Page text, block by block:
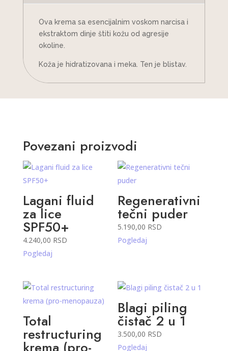
Ova krema sa esencijalnim voskom narcisa i
ekstraktom dinje štiti kožu od agresije
okoline.
Koža je hidratizovana i meka. Ten je blistav.
Povezani proizvodi
Lagani fluid
za lice
SPF50+
4.240,00 RSD
Pogledaj
Regenerativni
tečni puder
5.190,00 RSD
Pogledaj
Total
restructuring
Blagi piling
čistač 2 u 1
3.500,00 RSD
Pogledaj